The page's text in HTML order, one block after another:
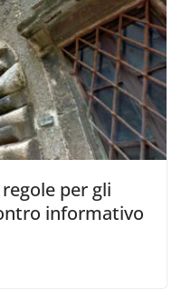
per gli
informativo